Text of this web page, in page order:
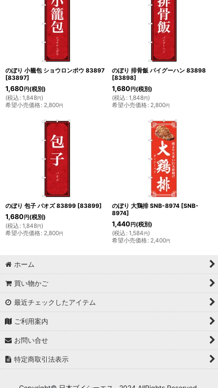
のぼり 小籠包 ショウロンポウ 83897
[83897]
1,680 円 (税別)
(税込 : 1,848円)
希望小売価格: 2,800円
のぼり 排骨飯 パイグーハン 83898
[83898]
1,680 円 (税別)
(税込 : 1,848円)
希望小売価格: 2,800円
のぼり 包子 バオズ 83899 [83899]
1,680 円 (税別)
(税込 : 1,848円)
希望小売価格: 2,800円
のぼり 大鶏排 SNB-8974 [SNB-
8974]
1,440 円 (税別)
(税込 : 1,584円)
希望小売価格: 2,400円
ホーム
買い物かご
最近チェックしたアイテム
ご利用案内
お問い合せ
特定商取引法表示